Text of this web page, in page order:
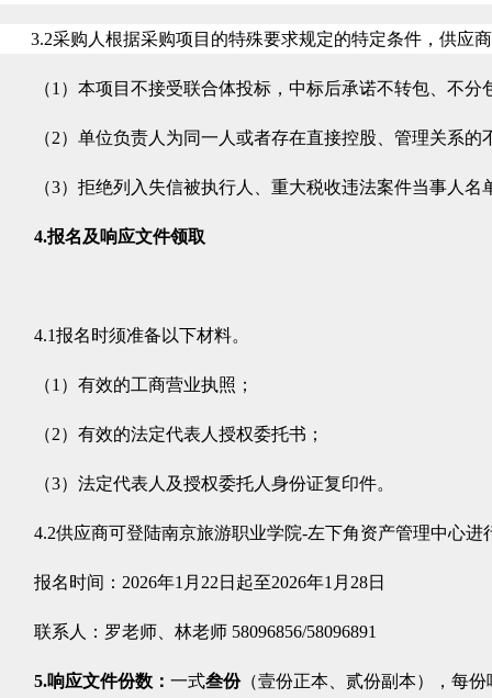
3.2采购人根据采购项目的特殊要求规定的特定条件，供
（1）本项目不接受联合体投标，中标后承诺不转包、不分
（2）单位负责人为同一人或者存在直接控股、管理关系
（3）拒绝列入失信被执行人、重大税收违法案件当事人
4.报名及响应文件领取
4.1报名时须准备以下材料。
（1）有效的工商营业执照；
（2）有效的法定代表人授权委托书；
（3）法定代表人及授权委托人身份证复印件。
4.2供应商可登陆南京旅游职业学院-左下角资产管理中心
报名时间：2026年1 月 22 日起至2026年1 月 28日
联系人：罗老师、林老师 58096856/58096891
5.响应文件份数： 一式叁份（壹份正本、 贰份副本），每份